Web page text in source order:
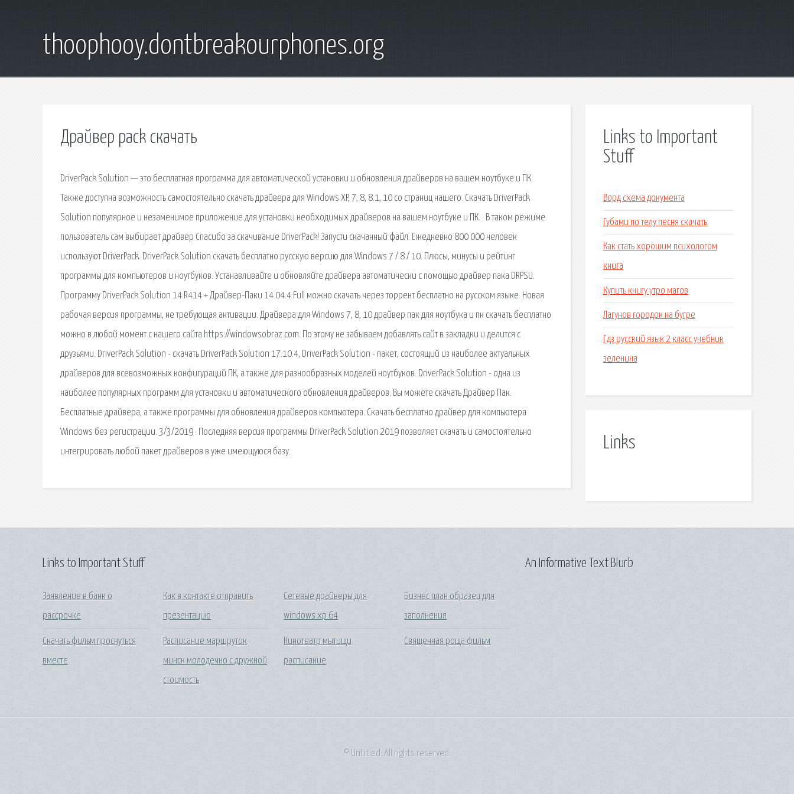
thoophooy.dontbreakourphones.org
Драйвер pack скачать
DriverPack Solution — это бесплатная программа для автоматической установки и обновления драйверов на вашем ноутбуке и ПК.
Также доступна возможность самостоятельно скачать драйвера для Windows XP, 7, 8, 8.1, 10 со страниц нашего. Скачать DriverPack
Solution популярное и незаменимое приложение для установки необходимых драйверов на вашем ноутбуке и ПК. . В таком режиме
пользователь сам выбирает драйвер Спасибо за скачивание DriverPack! Запусти скачанный файл. Ежедневно 800 000 человек
используют DriverPack. DriverPack Solution скачать бесплатно русскую версию для Windows 7 / 8 / 10. Плюсы, минусы и рейтинг
программы для компьютеров и ноутбуков. Устанавливайте и обновляйте драйвера автоматически с помощью драйвер пака DRPSU.
Программу DriverPack Solution 14 R414 + Драйвер-Паки 14.04.4 Full можно скачать через торрент бесплатно на русском языке. Новая
рабочая версия программы, не требующая активации. Драйвера для Windows 7, 8, 10 драйвер пак для ноутбука и пк скачать бесплатно
можно в любой момент с нашего сайта https://windowsobraz.com. По этому не забываем добавлять сайт в закладки и делится с
друзьями. DriverPack Solution - скачать DriverPack Solution 17.10.4, DriverPack Solution - пакет, состоящий из наиболее актуальных
драйверов для всевозможных конфигураций ПК, а также для разнообразных моделей ноутбуков. DriverPack Solution - одна из
наиболее популярных программ для установки и автоматического обновления драйверов. Вы можете скачать Драйвер Пак.
Бесплатные драйвера, а также программы для обновления драйверов компьютера. Скачать бесплатно драйвер для компьютера
Windows без регистрации. 3/3/2019 · Последняя версия программы DriverPack Solution 2019 позволяет скачать и самостоятельно
интегрировать любой пакет драйверов в уже имеющуюся базу.
Links to Important
Stuff
Ворд схема документа
Губами по телу песня скачать
Как стать хорошим психологом
книга
Купить книгу утро магов
Лагунов городок на бугре
Гдз русский язык 2 класс учебник
зеленина
Links
Links to Important Stuff
Заявление в банк о
рассрочке
Скачать фильм проснуться
вместе
Как в контакте отправить
презентацию
Расписание маршруток
минск молодечно с дружной
стоимость
Сетевые драйверы для
windows xp 64
Кинотеатр мытищи
расписание
Бизнес план образец для
заполнения
Священная роща фильм
An Informative Text Blurb
© Untitled. All rights reserved.